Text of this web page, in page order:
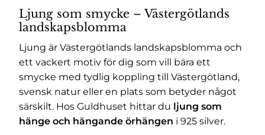
Ljung som smycke – Västergötlands
landskapsblomma
Ljung är Västergötlands landskapsblomma och
ett vackert motiv för dig som vill bära ett
smycke med tydlig koppling till Västergötland,
svensk natur eller en plats som betyder något
särskilt. Hos Guldhuset hittar du ljung som
hänge och hängande örhängen i 925 silver.